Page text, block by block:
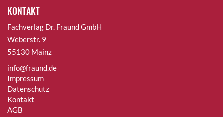
KONTAKT
Fachverlag Dr. Fraund GmbH
Weberstr. 9
55130 Mainz
info@fraund.de
Impressum
Datenschutz
Kontakt
AGB